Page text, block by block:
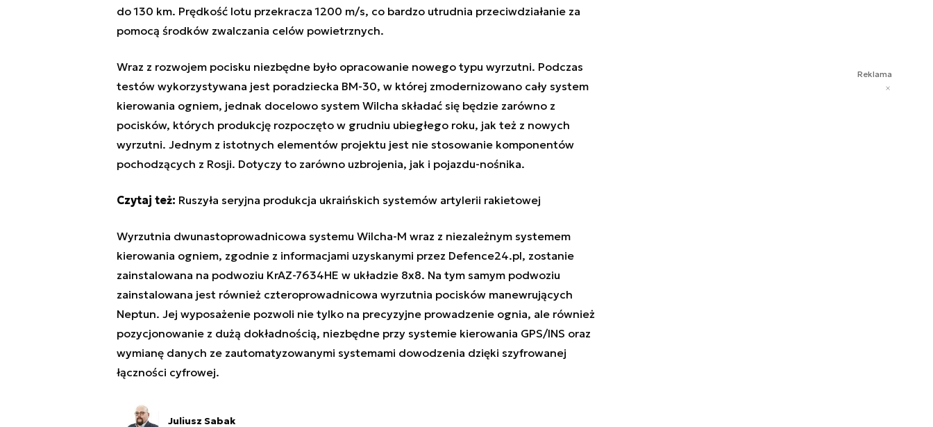
do 130 km. Prędkość lotu przekracza 1200 m/s, co bardzo utrudnia przeciwdziałanie za
pomocą środków zwalczania celów powietrznych.
Wraz z rozwojem pocisku niezbędne było opracowanie nowego typu wyrzutni. Podczas
testów wykorzystywana jest poradziecka BM-30, w której zmodernizowano cały system
kierowania ogniem, jednak docelowo system Wilcha składać się będzie zarówno z
pocisków, których produkcję rozpoczęto w grudniu ubiegłego roku, jak też z nowych
wyrzutni. Jednym z istotnych elementów projektu jest nie stosowanie komponentów
pochodzących z Rosji. Dotyczy to zarówno uzbrojenia, jak i pojazdu-nośnika.
Czytaj też: Ruszyła seryjna produkcja ukraińskich systemów artylerii rakietowej
Wyrzutnia dwunastoprowadnicowa systemu Wilcha-M wraz z niezależnym systemem
kierowania ogniem, zgodnie z informacjami uzyskanymi przez Defence24.pl, zostanie
zainstalowana na podwoziu KrAZ-7634HE w układzie 8x8. Na tym samym podwoziu
zainstalowana jest również czteroprowadnicowa wyrzutnia pocisków manewrujących
Neptun. Jej wyposażenie pozwoli nie tylko na precyzyjne prowadzenie ognia, ale również
pozycjonowanie z dużą dokładnością, niezbędne przy systemie kierowania GPS/INS oraz
wymianę danych ze zautomatyzowanymi systemami dowodzenia dzięki szyfrowanej
łączności cyfrowej.
Juliusz Sabak
Reklama